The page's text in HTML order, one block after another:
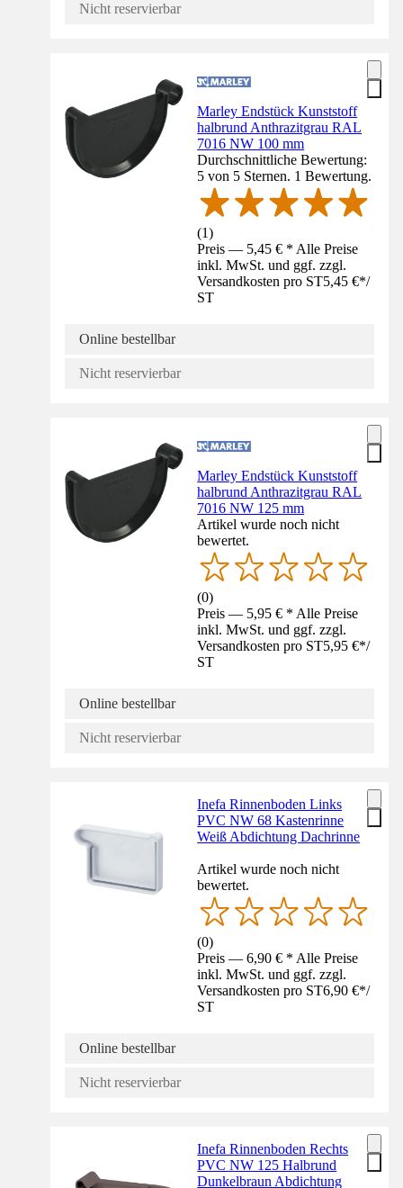
Nicht reservierbar
Marley Endstück Kunststoff
halbrund Anthrazitgrau RAL
7016 NW 100 mm
Durchschnittliche Bewertung:
5 von 5 Sternen. 1 Bewertung.
(1)
Preis — 5,45 € * Alle Preise
inkl. MwSt. und ggf. zzgl.
Versandkosten pro ST5,45 €*/
ST
Online bestellbar
Nicht reservierbar
Marley Endstück Kunststoff
halbrund Anthrazitgrau RAL
7016 NW 125 mm
Artikel wurde noch nicht
bewertet.
(0)
Preis — 5,95 € * Alle Preise
inkl. MwSt. und ggf. zzgl.
Versandkosten pro ST5,95 €*/
ST
Online bestellbar
Nicht reservierbar
Inefa Rinnenboden Links
PVC NW 68 Kastenrinne
Weiß Abdichtung Dachrinne
Artikel wurde noch nicht
bewertet.
(0)
Preis — 6,90 € * Alle Preise
inkl. MwSt. und ggf. zzgl.
Versandkosten pro ST6,90 €*/
ST
Online bestellbar
Nicht reservierbar
Inefa Rinnenboden Rechts
PVC NW 125 Halbrund
Dunkelbraun Abdichtung